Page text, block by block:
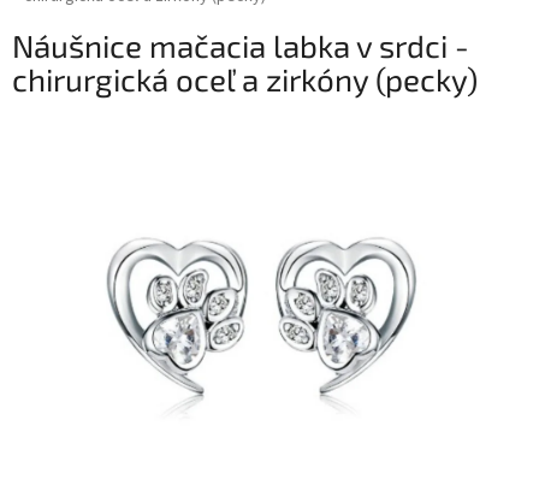
Náušnice mačacia labka v srdci -
chirurgická oceľ a zirkóny (pecky)